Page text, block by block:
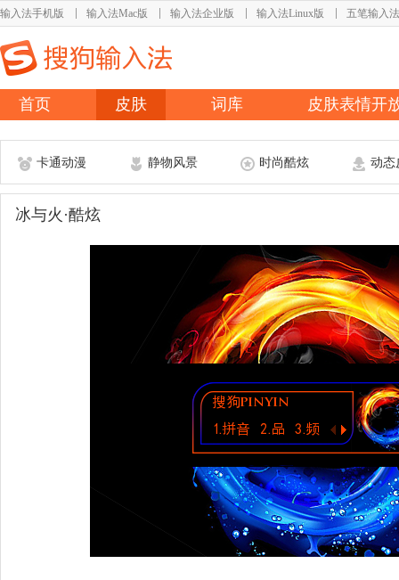
输入法手机版 输入法Mac版 输入法企业版 输入法Linux版 五笔输入法
首页 皮肤 词库 皮肤表情开
卡通动漫 静物风景 时尚酷炫 动态
冰与火·酷炫